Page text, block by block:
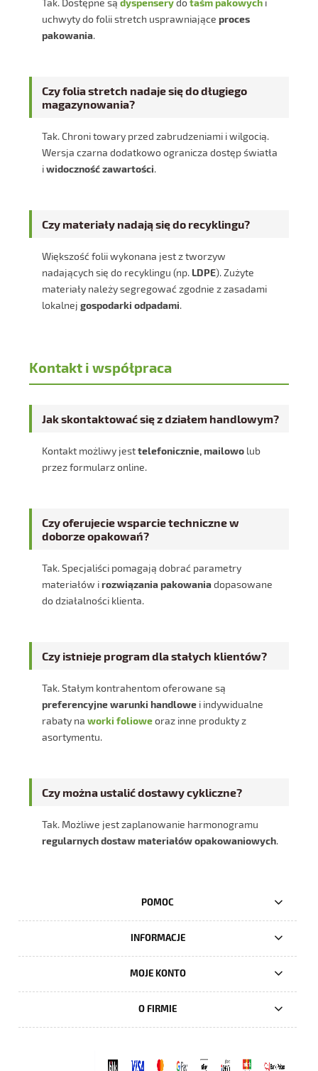
uchwyty do folii stretch usprawniające proces
pakowania.
Czy folia stretch nadaje się do długiego
magazynowania?
Tak. Chroni towary przed zabrudzeniami i wilgocią.
Wersja czarna dodatkowo ogranicza dostęp światła
iwidoczność zawartości.
Czy materiały nadają się do recyklingu?
Większość folii wykonana jest z tworzyw
nadających się do recyklingu (np. LDPE). Zużyte
materiały należy segregować zgodnie z zasadami
lokalnej gospodarki odpadami.
Kontakt i współpraca
Jak skontaktować się z działem handlowym?
Kontakt możliwy jesttelefonicznie, mailowo lub
przez formularz online.
Czy oferujecie wsparcie techniczne w
doborze opakowań?
Tak. Specjaliści pomagają dobrać parametry
materiałów irozwiązania pakowaniadopasowane
do działalności klienta.
Czy istnieje program dla stałych klientów?
Tak. Stałym kontrahentom oferowane są
preferencyjne warunki handlowe i indywidualne
rabaty na worki folioweoraz inne produkty z
asortymentu.
Czy można ustalić dostawy cykliczne?
Tak. Możliwe jest zaplanowanie harmonogramu
regularnych dostaw materiałów opakowaniowych.
POMOC
INFORMACJE
MOJE KONTO
O FIRMIE